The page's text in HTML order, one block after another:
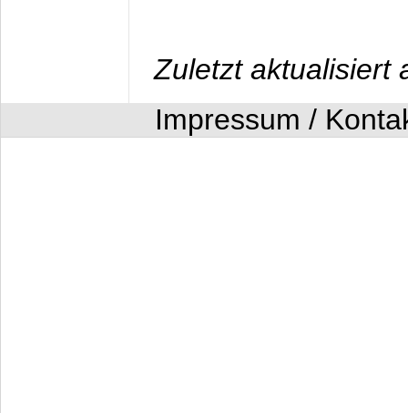
Zuletzt aktualisiert
Impressum /